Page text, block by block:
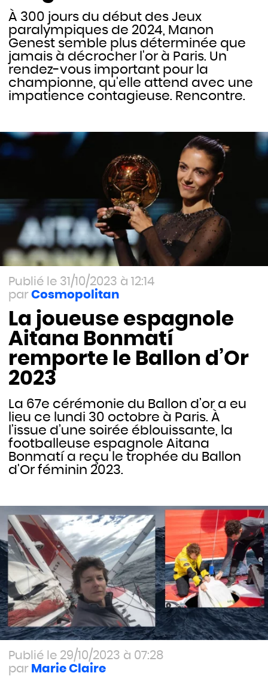
À 300 jours du début des Jeux
paralympiques de 2024, Manon
Genest semble plus déterminée que
jamais à décrocher l'or à Paris. Un
rendez-vous important pour la
championne, qu'elle attend avec une
impatience contagieuse. Rencontre.
31/10/2023 à 12:14
Cosmopolitan
La joueuse espagnole
Aitana Bonmatí
remporte le Ballon d’Or
2023
La 67e cérémonie du Ballon d’or a eu
lieu ce lundi 30 octobre à Paris. À
l’issue d’une soirée éblouissante, la
footballeuse espagnole Aitana
Bonmatí a reçu le trophée du Ballon
d'Or féminin 2023.
29/10/2023 à 07:28
Marie Claire